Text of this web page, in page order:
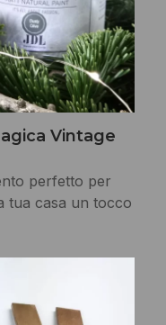
Vintage
perfetto per
tua casa un tocco